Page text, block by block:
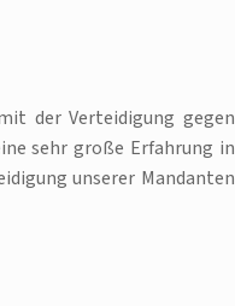
der Verteidigung gegen
sehr große Erfahrung in
unserer Mandanten